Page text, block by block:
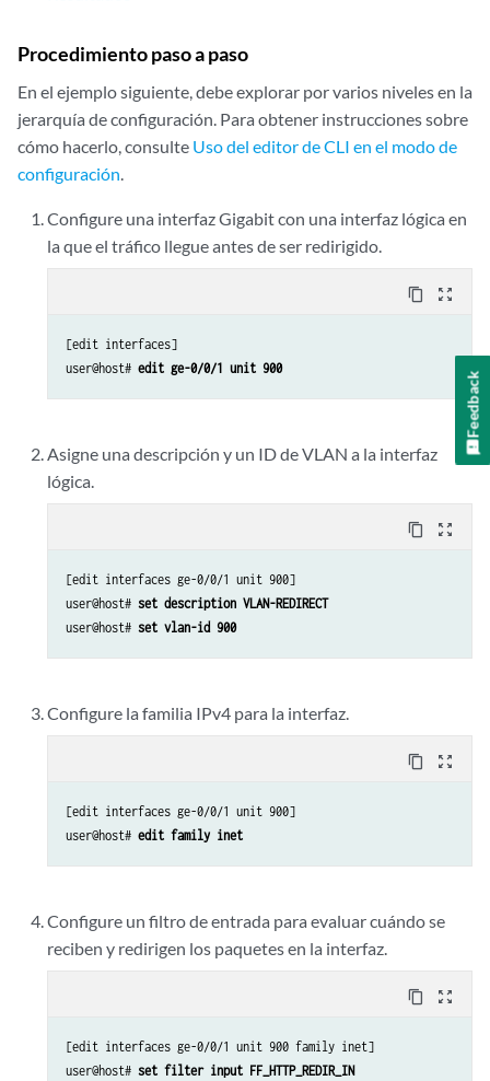
Procedimiento paso a paso
En el ejemplo siguiente, debe explorar por varios niveles en la
jerarquía de configuración. Para obtener instrucciones sobre
cómo hacerlo, consulte Uso del editor de CLI en el modo de
configuración.
Configure una interfaz Gigabit con una interfaz lógica en
la que el tráfico llegue antes de ser redirigido.
content_copy zoom_out_map
[edit interfaces]
user@host# edit ge-0/0/1 unit 900
Asigne una descripción y un ID de VLAN a la interfaz
lógica.
content_copy zoom_out_map
[edit interfaces ge-0/0/1 unit 900]
user@host# set description VLAN-REDIRECT
user@host# set vlan-id 900
Configure la familia IPv4 para la interfaz.
content_copy zoom_out_map
[edit interfaces ge-0/0/1 unit 900]
user@host# edit family inet
Configure un filtro de entrada para evaluar cuándo se
reciben y redirigen los paquetes en la interfaz.
content_copy zoom_out_map
[edit interfaces ge-0/0/1 unit 900 family inet]
user@host# set filter input FF_HTTP_REDIR_IN
Feedback